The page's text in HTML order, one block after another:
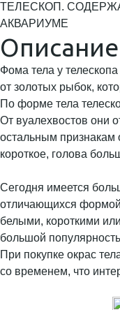
ТЕЛЕСКОП.
АКВАРИУМЕ
Фома тела у
от золотых рыбок,
По форме тела
От вуалехвостов они
остальным признакам
короткое, голова
Сегодня имеется
отличающихся формой
белыми, короткими
большой
При покупке окрас
со временем, что